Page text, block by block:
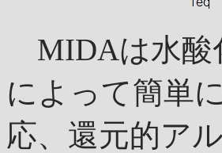
MIDAは水酸
によって簡単
応、還元的ア